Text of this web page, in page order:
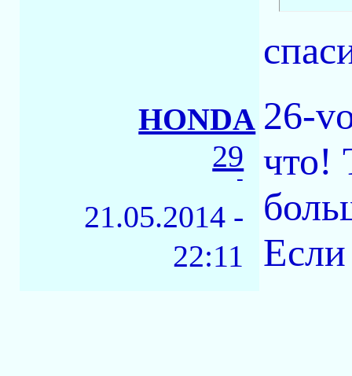
HONDA
29
-
21.05.2014 -
22:11
26-
что!